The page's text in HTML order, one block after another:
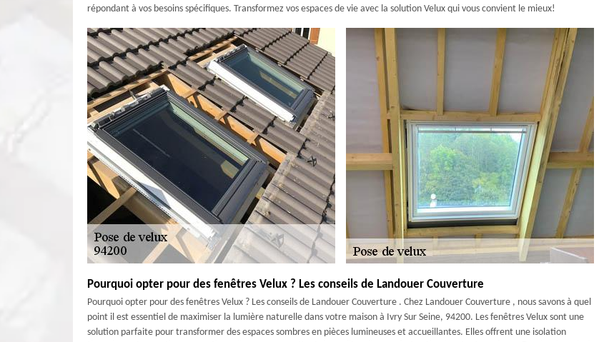
répondant à vos besoins spécifiques. Transformez vos espaces de vie avec la solution Velux qui vous convient le mieux!
Pourquoi opter pour des fenêtres Velux ? Les conseils de Landouer Couverture
Pourquoi opter pour des fenêtres Velux ? Les conseils de Landouer Couverture . Chez Landouer Couverture , nous savons à quel
point il est essentiel de maximiser la lumière naturelle dans votre maison à Ivry Sur Seine, 94200. Les fenêtres Velux sont une
solution parfaite pour transformer des espaces sombres en pièces lumineuses et accueillantes. Elles offrent une isolation